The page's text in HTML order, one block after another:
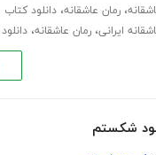
،رمان عاشقانه،دانلود کتاب
ایرانی،رمان عاشقانه،
شکستم